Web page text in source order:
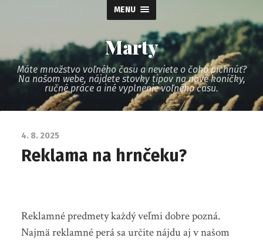
MENU
Marty
Máte množstvo voľného času a neviete o čoho pichnúť?
Na našom webe, nájdete stovky tipov na nové koníčky,
ručné práce a iné vyplnenie voľného času.
4. 8. 2025
Reklama na hrnčeku?
Reklamné predmety každý veľmi dobre pozná.
Najmä reklamné perá sa určite nájdu aj v našom